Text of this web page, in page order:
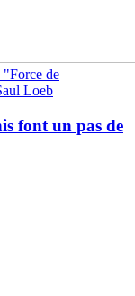
"Force de
Loeb
font un pas de